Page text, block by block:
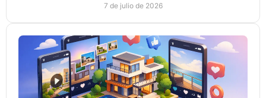
7 de julio de 2026